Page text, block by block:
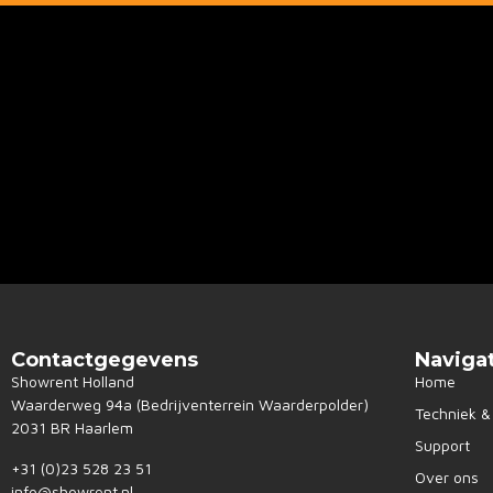
Contactgegevens
Showrent Holland
Waarderweg 94a (Bedrijventerrein Waarderpolder)
2031 BR Haarlem
+31 (0)23 528 23 51
Home
Techniek
Support
Over ons